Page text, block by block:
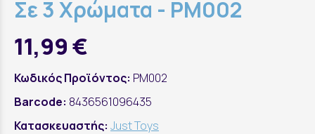
Σε 3 Χρώματα - PM002
11,99 €
Κωδικός Προϊόντος: PM002
Barcode: 8436561096435
Κατασκευαστής: Just Toys